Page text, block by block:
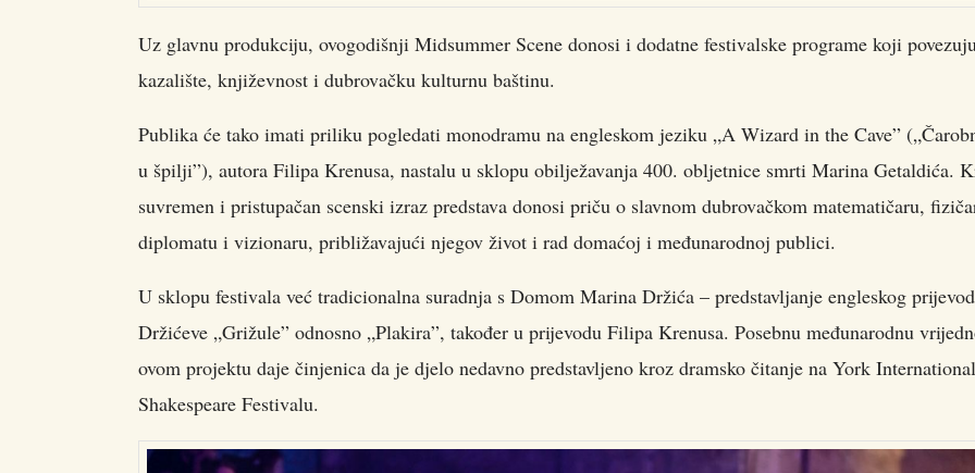
Uz glavnu produkciju, ovogodišnji Midsummer Scene donosi i dodatne festivalske programe koji
kazalište, književnost i dubrovačku kulturnu baštinu.
Publika će tako imati priliku pogledati monodramu na engleskom jeziku „A Wizard in the Cave”
u špilji”), autora Filipa Krenusa, nastalu u sklopu obilježavanja 400. obljetnice smrti Marina Getaldića.
suvremen i pristupačan scenski izraz predstava donosi priču o slavnom dubrovačkom matematičaru,
diplomatu i vizionaru, približavajući njegov život i rad domaćoj i međunarodnoj publici.
U sklopu festivala već tradicionalna suradnja s Domom Marina Držića – predstavljanje engleskog
Držićeve „Grižule” odnosno „Plakira”, također u prijevodu Filipa Krenusa. Posebnu međunarodnu
ovom projektu daje činjenica da je djelo nedavno predstavljeno kroz dramsko čitanje na York International
Shakespeare Festivalu.